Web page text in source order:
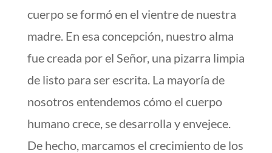
cuerpo se formó en el vientre de nuestra
madre. En esa concepción, nuestro alma
fue creada por el Señor, una pizarra limpia
de listo para ser escrita. La mayoría de
nosotros entendemos cómo el cuerpo
humano crece, se desarrolla y envejece.
De hecho, marcamos el crecimiento de los